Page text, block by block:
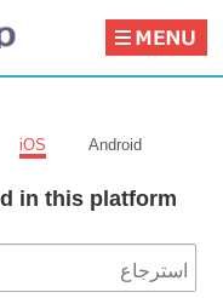
Android
iOS
in this platform.